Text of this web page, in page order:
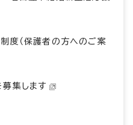
度（保護者の方へのご案
集します